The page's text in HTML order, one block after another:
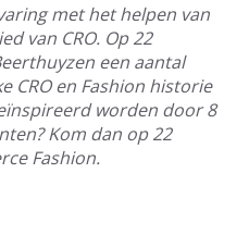
met het helpen van
van CRO. Op 22
een aantal
CRO en Fashion historie
worden door 8
Kom dan op 22
Fashion.